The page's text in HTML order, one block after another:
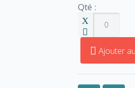
Qté :
Ajouter